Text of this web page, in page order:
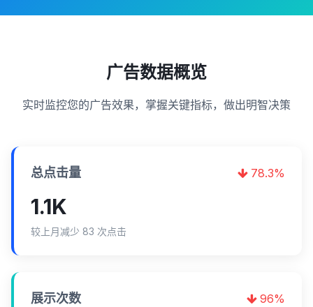
广告数据概览
实时监控您的广告效果，掌握关键指标，做出明智决策
总点击量 78.3%
1.1K
较上月减少 83 次点击
展示次数 96%